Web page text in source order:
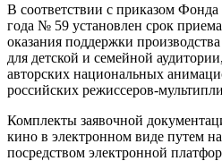
В соответствии с приказом
года № 59 установлен срок
оказания поддержки
для детской и семейной
авторских национальных
российских режиссеров-
Комплекты заявочной
кино в электронном виде путем
посредством электронной